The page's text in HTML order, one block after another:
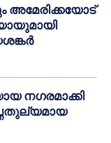
അമേരിക്കയോട്
നഗരമാക്കി